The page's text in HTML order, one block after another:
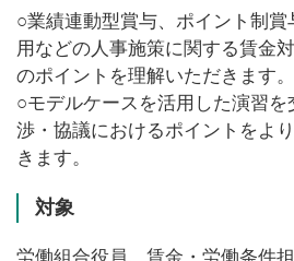
○業績連動型賞与、ポイント制
用などの人事施策に関する賃金
のポイントを理解いただきます。
○モデルケースを活用した演習
渉・協議におけるポイントをよ
きます。
対象